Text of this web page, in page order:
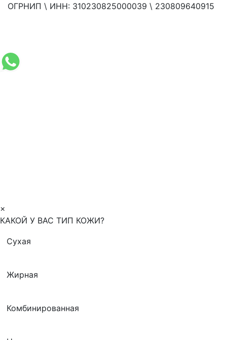
ОГРНИП \ ИНН: 310230825000039 \ 230809640915
×
КАКОЙ У ВАС ТИП КОЖИ?
Сухая
Жирная
Комбинированная